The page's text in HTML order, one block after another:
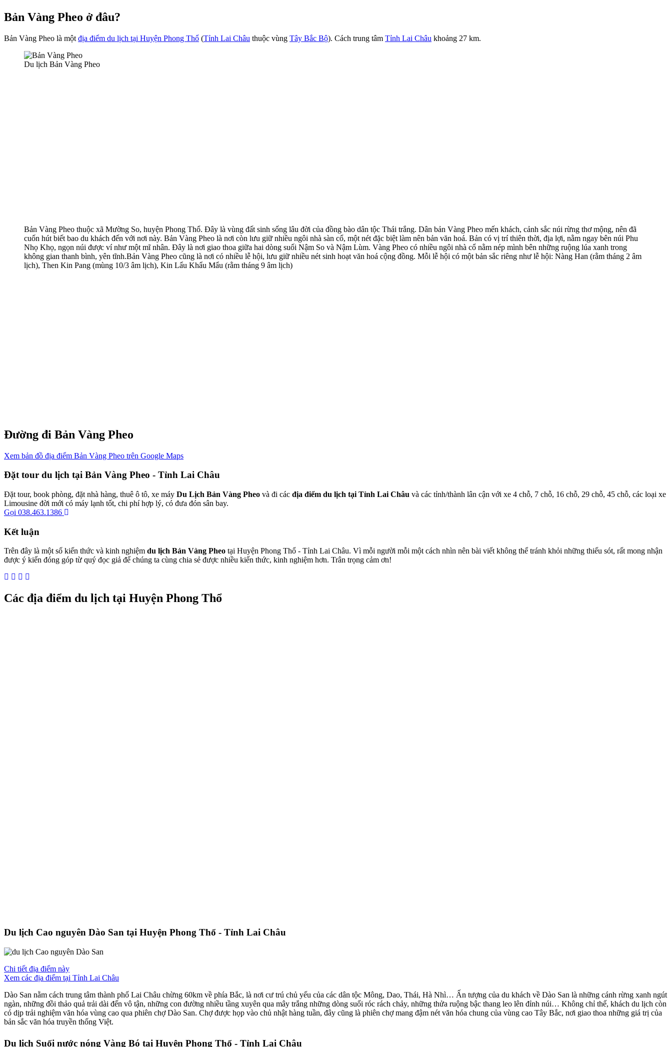
Bản Vàng Pheo ở đâu?
Bản Vàng Pheo là một địa điểm du lịch tại Huyện Phong Thổ (Tỉnh Lai Châu thuộc vùng Tây Bắc Bộ). Cách trung tâm Tỉnh Lai Châu khoảng 27 km.
Du lịch Bản Vàng Pheo
Bản Vàng Pheo thuộc xã Mường So, huyện Phong Thổ. Đây là vùng đất sinh sống lâu đời của đồng bào dân tộc Thái trắng. Dân bản Vàng Pheo mến khách, cảnh sắc núi rừng thơ mộng, nên đã
cuốn hút biết bao du khách đến với nơi này. Bản Vàng Pheo là nơi còn lưu giữ nhiều ngôi nhà sàn cổ, một nét đặc biệt làm nên bản văn hoá. Bản có vị trí thiên thời, địa lợi, nằm ngay bên núi Phu
Nhọ Khọ, ngọn núi được ví như một mĩ nhân. Đây là nơi giao thoa giữa hai dòng suối Nậm So và Nậm Lùm. Vàng Pheo có nhiều ngôi nhà cổ nằm nép mình bên những ruộng lúa xanh trong
không gian thanh bình, yên tĩnh.Bản Vàng Pheo cũng là nơi có nhiều lễ hội, lưu giữ nhiều nét sinh hoạt văn hoá cộng đồng. Mỗi lễ hội có một bản sắc riêng như lễ hội: Nàng Han (rằm tháng 2 âm
lịch), Then Kin Pang (mùng 10/3 âm lịch), Kin Lẩu Khẩu Mẩu (rằm tháng 9 âm lịch)
Đường đi Bản Vàng Pheo
Xem bản đồ địa điểm Bản Vàng Pheo trên Google Maps
Đặt tour du lịch tại Bản Vàng Pheo - Tỉnh Lai Châu
Đặt tour, book phòng, đặt nhà hàng, thuê ô tô, xe máy Du Lịch Bản Vàng Pheo và đi các địa điểm du lịch tại Tỉnh Lai Châu và các tỉnh/thành lân cận với xe 4 chỗ, 7 chỗ, 16 chỗ, 29 chỗ, 45 chỗ, các loại xe
Limousine đời mới có máy lạnh tốt, chi phí hợp lý, có đưa đón sân bay.
Gọi 038.463.1386
Kết luận
Trên đây là một số kiến thức và kinh nghiệm du lịch Bản Vàng Pheo tại Huyện Phong Thổ - Tỉnh Lai Châu. Vì mỗi người mỗi một cách nhìn nên bài viết không thể tránh khỏi những thiếu sót, rất mong nhận
được ý kiến đóng góp từ quý đọc giả để chúng ta cùng chia sẻ được nhiều kiến thức, kinh nghiệm hơn. Trân trọng cảm ơn!
Các địa điểm du lịch tại Huyện Phong Thổ
Du lịch Cao nguyên Dào San tại Huyện Phong Thổ - Tỉnh Lai Châu
Chi tiết địa điểm này
Xem các địa điểm tại Tỉnh Lai Châu
Dào San nằm cách trung tâm thành phố Lai Châu chừng 60km về phía Bắc, là nơi cư trú chủ yếu của các dân tộc Mông, Dao, Thái, Hà Nhì… Ấn tượng của du khách về Dào San là những cánh rừng xanh ngút
ngàn, những đồi thảo quả trải dài đến vô tận, những con đường nhiều tầng xuyên qua mây trắng những dòng suối róc rách chảy, những thửa ruộng bậc thang leo lên đỉnh núi… Không chỉ thế, khách du lịch còn
có dịp trải nghiệm văn hóa vùng cao qua phiên chợ Dào San. Chợ được họp vào chủ nhật hàng tuần, đây cũng là phiên chợ mang đậm nét văn hóa chung của vùng cao Tây Bắc, nơi giao thoa những giá trị của
bản sắc văn hóa truyền thống Việt.
Du lịch Suối nước nóng Vàng Bó tại Huyện Phong Thổ - Tỉnh Lai Châu